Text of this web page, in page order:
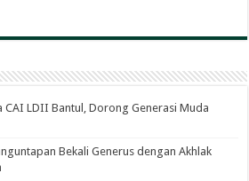
CAI LDII Bantul, Dorong Generasi Muda
Bekali Generus dengan Akhlak